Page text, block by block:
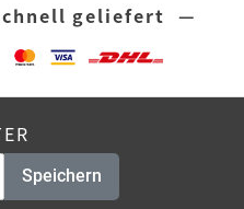
geliefert —
Speichern